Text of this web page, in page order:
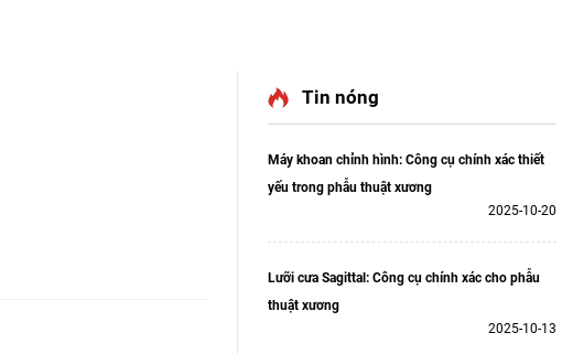
Tin nóng
Máy khoan chỉnh hình: Công cụ chính xác thiết
yếu trong phẫu thuật xương
2025-10-20
Lưỡi cưa Sagittal: Công cụ chính xác cho phẫu
thuật xương
2025-10-13